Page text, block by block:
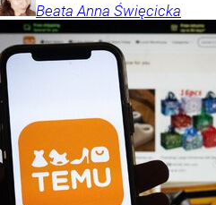
Beata Anna Święcicka